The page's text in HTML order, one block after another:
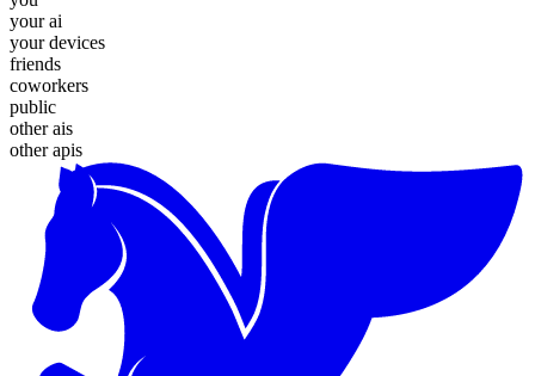
your ai
your devices
friends
coworkers
public
other ais
other apis